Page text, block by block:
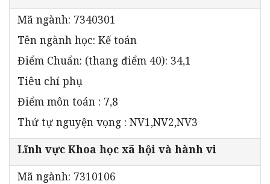
Mã ngành: 7340301
Tên ngành học: Kế toán
Điểm Chuẩn: (thang điểm 40): 34,1
Tiêu chí phụ
Điểm môn toán : 7,8
Thứ tự nguyện vọng : NV1,NV2,NV3
Lĩnh vực Khoa học xã hội và hành vi
Mã ngành: 7310106